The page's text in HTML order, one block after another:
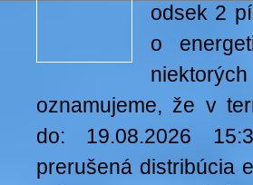
odsek 2
o
oznamujeme, že v
do: 19.08.2026
prerušená distribúcia